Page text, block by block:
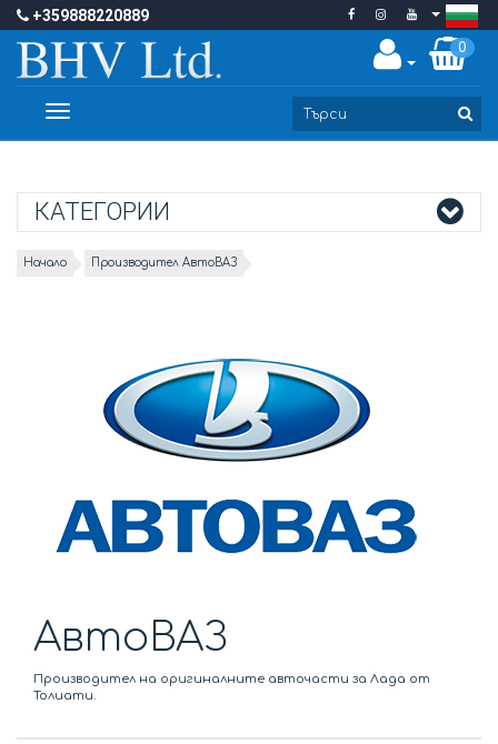
+359888220889
0
Toggle
КАТЕГОРИИ
Начало Производител АвтоВАЗ
АвтоВАЗ
Производител на оригиналните авточасти за Лада от
Толиати.